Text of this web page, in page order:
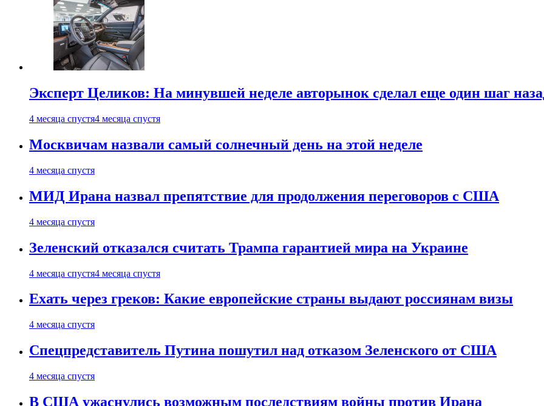
Эксперт Целиков: На минувшей неделе авторынок сделал еще один шаг
4 месяца спустя4 месяца спустя
Москвичам назвали самый солнечный день на этой неделе
4 месяца спустя
МИД Ирана назвал препятствие для продолжения переговоров с США
4 месяца спустя
Зеленский отказался считать Трампа гарантией мира на Украине
4 месяца спустя4 месяца спустя
Ехать через греков: Какие европейские страны выдают россиянам визы
4 месяца спустя
Спецпредставитель Путина пошутил над отказом Зеленского от США
4 месяца спустя
В США ужаснулись возможным последствиям войны против Ирана